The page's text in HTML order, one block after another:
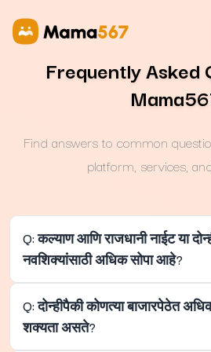
Frequently Asked
Find answers to common
platform, services,
Q: कल्याण आणि राजधानी नाईट या
नवशिक्यांसाठी अधिक सोपा आहे?
A: नवशिक्यांसाठी कल्याणचा चार्ट
कारण यामधील अंकांच्या प्रवाहाची गती
पारंपरिक असते, ज्यामुळे अभ्यासासाठी
Q: दोन्हीपैकी कोणत्या बाजारपेठेत
शक्यता असते?